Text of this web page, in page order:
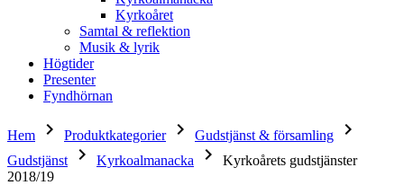
Kyrkoåret
Samtal & reflektion
Musik & lyrik
Högtider
Presenter
Fyndhörnan
Hem keyboard_arrow_right Produktkategorier keyboard_arrow_right Gudstjänst & församling keyboard_arrow_right
Gudstjänst keyboard_arrow_right Kyrkoalmanacka keyboard_arrow_right
Kyrkoårets gudstjänster
2018/19